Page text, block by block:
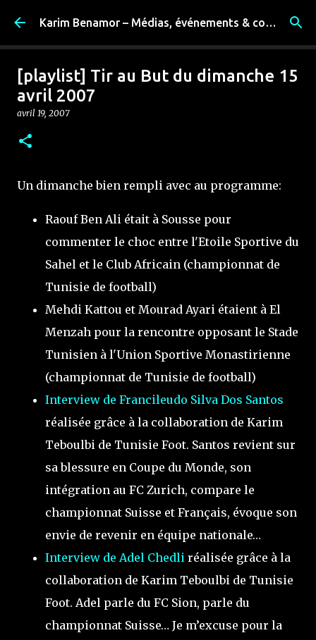
Accéder au contenu principal Karim Benamor – Médias, événements & coulisses
[playlist] Tir au But du dimanche 15
avril 2007
avril 19, 2007
Un dimanche bien rempli avec au programme:
Raouf Ben Ali était à Sousse pour
commenter le choc entre l'Etoile Sportive du
Sahel et le Club Africain (championnat de
Tunisie de football)
Mehdi Kattou et Mourad Ayari étaient à El
Menzah pour la rencontre opposant le Stade
Tunisien à l'Union Sportive Monastirienne
(championnat de Tunisie de football)
Interview de Francileudo Silva Dos Santos
réalisée grâce à la collaboration de Karim
Teboulbi de Tunisie Foot. Santos revient sur
sa blessure en Coupe du Monde, son
intégration au FC Zurich, compare le
championnat Suisse et Français, évoque son
envie de revenir en équipe nationale…
Interview de Adel Chedli réalisée grâce à la
collaboration de Karim Teboulbi de Tunisie
Foot. Adel parle du FC Sion, parle du
championnat Suisse… Je m’excuse pour la